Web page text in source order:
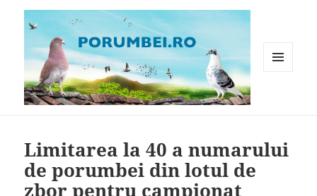
Limitarea la 40 a numarului
de porumbei din lotul de
zbor pentru campionat